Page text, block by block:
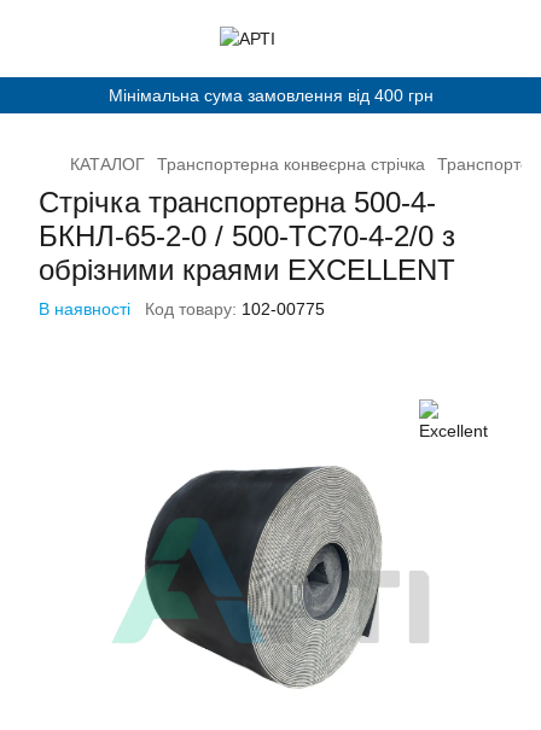
Мінімальна сума замовлення від 400 грн
КАТАЛОГ Транспортерна конвеєрна стрічка
Стрічка транспортерна 500-4-
БКНЛ-65-2-0 / 500-ТС70-4-2/0 з
обрізними краями EXCELLENT
В наявності Код товару: 102-00775